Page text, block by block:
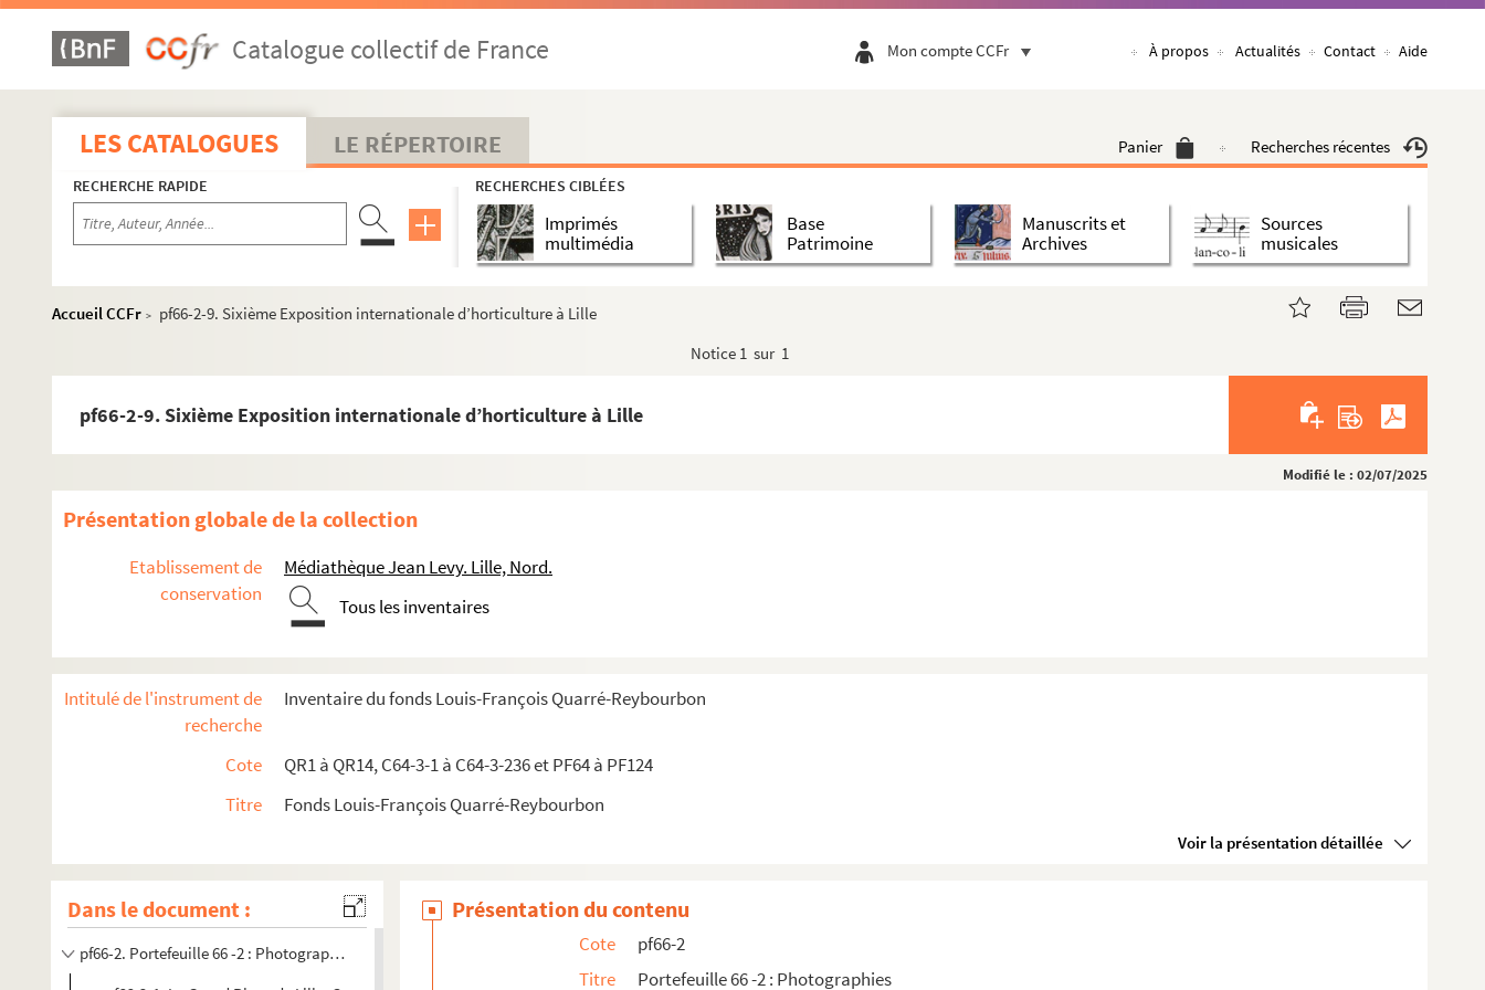
Catalogue collectif de France Mon compte CCFr À propos Actualités Contact Aide
LES CATALOGUES LE RÉPERTOIRE Panier Recherches récentes
RECHERCHE RAPIDE RECHERCHES CIBLÉES
Imprimés
multimédia
Base
Patrimoine
Manuscrits et
Archives
Sources
musicales
Accueil CCFr >
pf66-2-9. Sixième Exposition internationale d’horticulture à Lille
Notice 1 sur 1
pf66-2-9. Sixième Exposition internationale d’horticulture à Lille
Modifié le : 02/07/2025
Présentation globale de la collection
Etablissement de
conservation
Médiathèque Jean Levy. Lille, Nord.
Tous les inventaires
Intitulé de l'instrument de
recherche
Inventaire du fonds Louis-François Quarré-Reybourbon
Cote
QR1 à QR14, C64-3-1 à C64-3-236 et PF64 à PF124
Titre
Fonds Louis-François Quarré-Reybourbon
Voir la présentation détaillée
Dans le document :
qr1. Collections bibliographiques - Documents
qr2. Eléments biographiques de personnages
qr7. Documents recueillis par M. Martin Delahaye
qr8. I à IX - Mémoires imprimées (procédures) 18e siècle
qr12. Menus
qr4. Documents anciens : Arrondissement de Lille
qr13. Documents Quarré-Reybourbon extraits d'autres fonds
qr14. Ouvrages de Quarré-Reybourbon reliés pour sa bibliothèque
pf65. Portefeuille 65 : Pièces concernant la ville de Lille : vues et plans
pf66-1. Portefeuille 66-1 : Gravures et photographies
pf66-2. Portefeuille 66 -2 : Photographies
Présentation du contenu
Cote
pf66-2
Titre
Portefeuille 66 -2 : Photographies